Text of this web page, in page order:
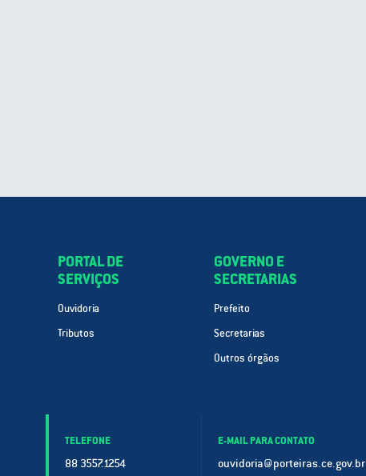
PORTAL DE
SERVIÇOS
Ouvidoria
Tributos
GOVERNO E
SECRETARIAS
Prefeito
Secretarias
Outros órgãos
TELEFONE
88 3557.1254
E-MAIL PARA CONTATO
ouvidoria@porteiras.ce.gov.br